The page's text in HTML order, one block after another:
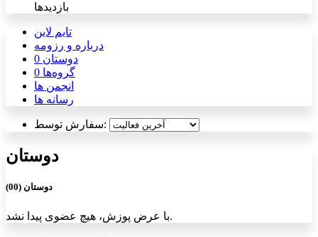
بازدیدها
تایم لاین
درباره و رزومه
دوستان 0
گروه‌ها 0
انجمن ها
رسانه ها
سفارش توسط:
دوستان
دوستان (00)
با عرض پوزش، هیچ عضوی پیدا نشد.